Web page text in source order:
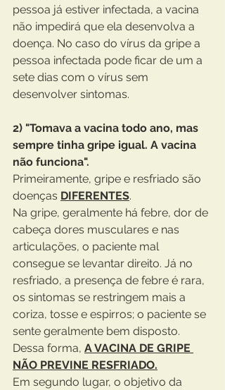
pessoa já estiver infectada, a vacina
não impedirá que ela desenvolva a
doença. No caso do vírus da gripe a
pessoa infectada pode ficar de um a
sete dias com o vírus sem
desenvolver sintomas.
2) "Tomava a vacina todo ano, mas
sempre tinha gripe igual. A vacina
não funciona".
Primeiramente, gripe e resfriado são
doenças DIFERENTES.
Na gripe, geralmente há febre, dor de
cabeça dores musculares e nas
articulações, o paciente mal
consegue se levantar direito. Já no
resfriado, a presença de febre é rara,
os sintomas se restringem mais a
coriza, tosse e espirros; o paciente se
sente geralmente bem disposto.
Dessa forma, A VACINA DE GRIPE
NÃO PREVINE RESFRIADO.
Em segundo lugar, o objetivo da